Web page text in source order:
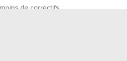
de correctifs